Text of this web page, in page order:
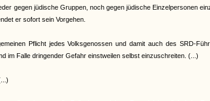
gegen jüdische Gruppen, noch gegen jüdische Einzelpersonen
er sofort sein Vorgehen.
Pflicht jedes Volksgenossen und damit auch des SRD-
im Falle dringender Gefahr einstweilen selbst einzuschreiten. (...)